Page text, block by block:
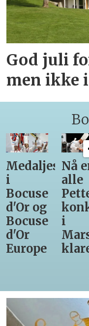
God juli
men ikke
i
Bocuse
d'Or og
Bocuse
d'Or
Europe
Nå
alle
i